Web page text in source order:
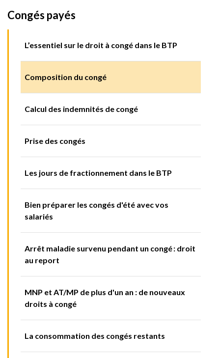
Congés payés
L’essentiel sur le droit à congé dans le BTP
Composition du congé
Calcul des indemnités de congé
Prise des congés
Les jours de fractionnement dans le BTP
Bien préparer les congés d'été avec vos
salariés
Arrêt maladie survenu pendant un congé : droit
au report
MNP et AT/MP de plus d'un an : de nouveaux
droits à congé
La consommation des congés restants